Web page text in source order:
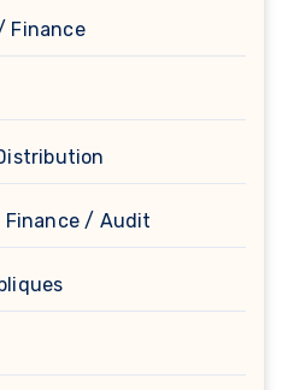
Finance
Finance / Audit